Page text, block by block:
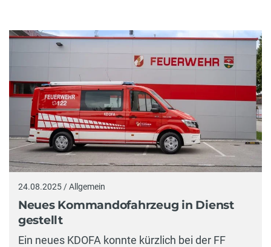
24.08.2025 / Allgemein
Neues Kommandofahrzeug in Dienst
gestellt
Ein neues KDOFA konnte kürzlich bei der FF